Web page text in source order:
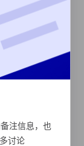
注信息，也
讨论